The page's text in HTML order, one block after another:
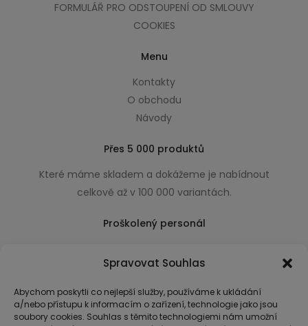
Spravovat Souhlas
Abychom poskytli co nejlepší služby, používáme k ukládání
a/nebo přístupu k informacím o zařízení, technologie jako jsou
soubory cookies. Souhlas s těmito technologiemi nám umožní
FORMULÁŘ PRO ODSTOUPENÍ OD SMLOUVY
COOKIES
Menu
Kontakty
O obchodu
Návody
Přes 5 000 produktů
Které máme skladem a dokážeme je nabídnout
celkově až v 100 000 variantách.
Proškolený personál
usnadňující nákup.